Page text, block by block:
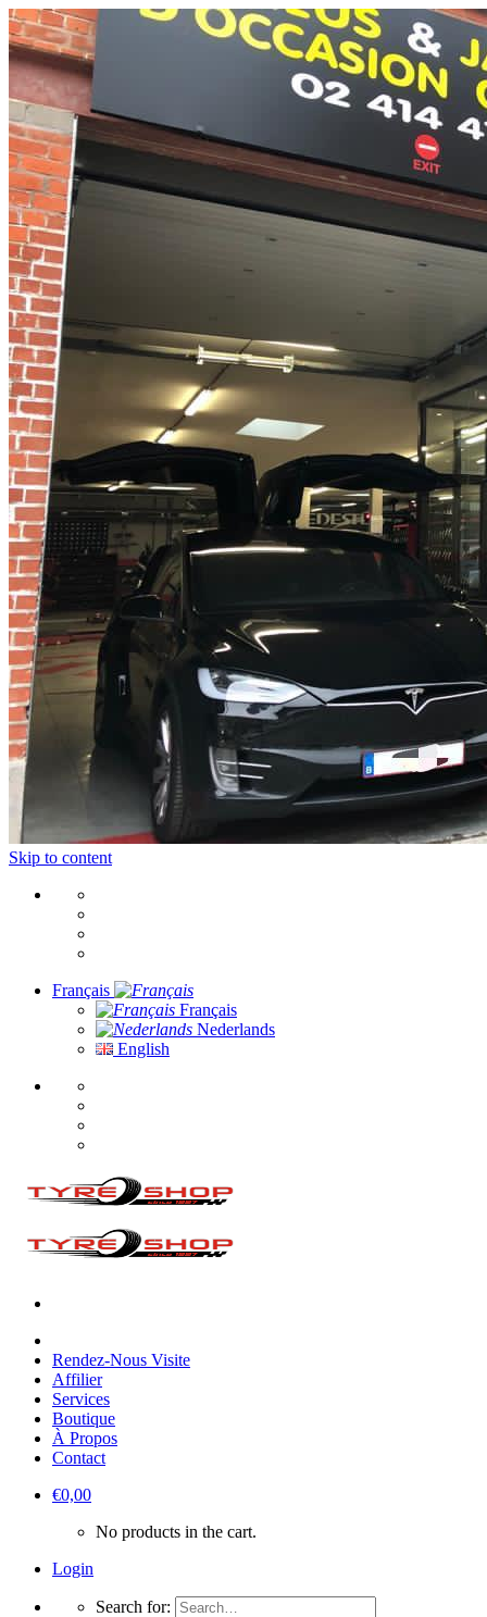
Skip to content
Français
Français
Nederlands
English
Rendez-Nous Visite
Affilier
Services
Boutique
À Propos
Contact
€0,00
No products in the cart.
Login
Search for: